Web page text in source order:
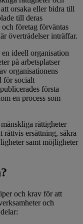
orsaka eller bidra till
till deras
företag förväntas
överträdelser inträffar.
ideell organisation
på arbetsplatser
organisationens
för socialt
första
en process som
rättigheter
rättvis ersättning, säkra
samt möjligheter
och krav för att
och